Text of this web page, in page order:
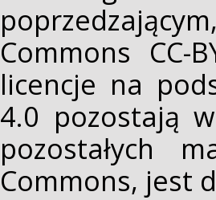
Commons CC-
licencje na
4.0 pozostają
pozostałych
Commons, jest